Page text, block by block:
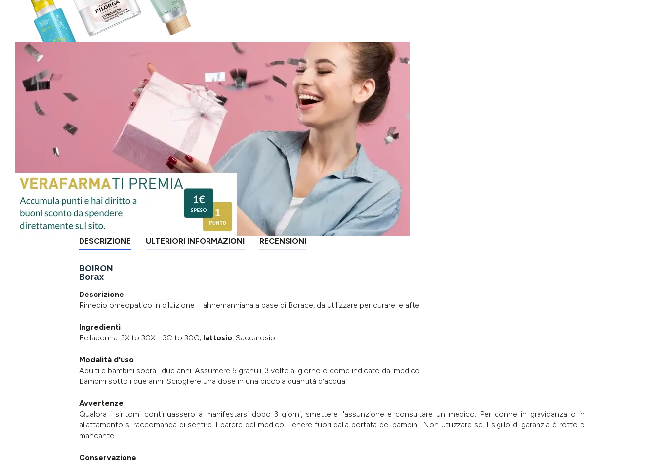
DESCRIZIONE ULTERIORI INFORMAZIONI RECENSIONI
BOIRON
Borax
Descrizione
Rimedio omeopatico in diluizione Hahnemanniana a base di Borace, da utilizzare per curare le afte.
Ingredienti
Belladonna: 3X to 30X - 3C to 30C; lattosio, Saccarosio.
Modalità d'uso
Adulti e bambini sopra i due anni: Assumere 5 granuli, 3 volte al giorno o come indicato dal medico.
Bambini sotto i due anni: Sciogliere una dose in una piccola quantità d'acqua.
Avvertenze
Qualora i sintomi continuassero a manifestarsi dopo 3 giorni, smettere l'assunzione e consultare un medico. Per donne in gravidanza o in
allattamento si raccomanda di sentire il parere del medico. Tenere fuori dalla portata dei bambini. Non utilizzare se il sigillo di garanzia è rotto o
mancante.
Conservazione